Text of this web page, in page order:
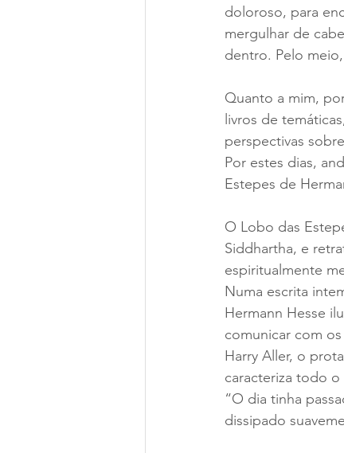
doloroso, para
mergulhar de
dentro. Pelo
Quanto a mim,
livros de
perspectivas
Por estes dias,
Estepes de
O Lobo das
Siddhartha, e
espiritualmente
Numa escrita
Hermann Hesse
comunicar com
Harry Aller, o
caracteriza todo o
“O dia tinha
dissipado